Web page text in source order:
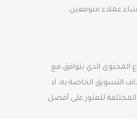
عملاء متوقعين.
المحتوى الذي يتوافق مع
التسويق الخاصة به، لا
للعثور على أفضل